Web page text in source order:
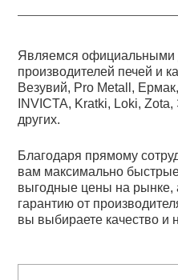
Являемся официальными
производителей печей и
Везувий, Pro Metall,
INVICTA, Kratki, Loki,
других.
Благодаря прямому
вам максимально
выгодные цены на рынке,
гарантию от
вы выбираете качество и